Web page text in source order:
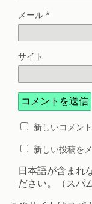
メール *
サイト
新しいコメン
新しい投稿を
日本語が含まれ
ださい。（スパ